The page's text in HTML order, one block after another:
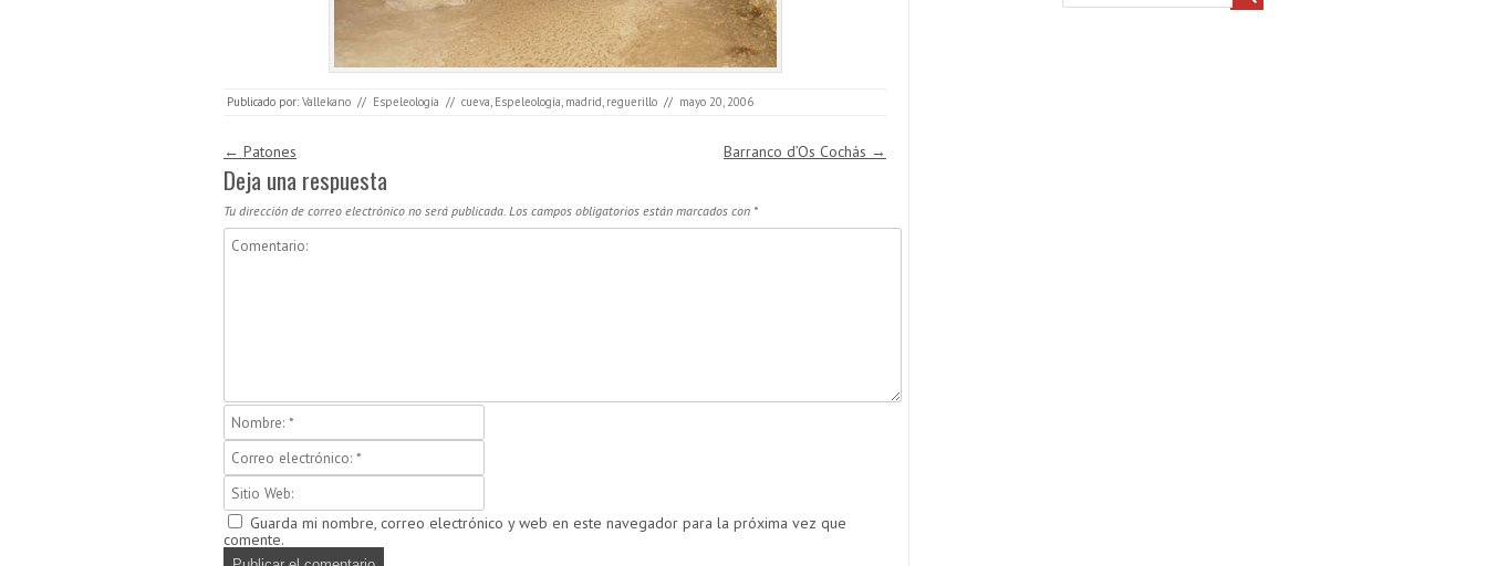
Publicado por: Vallekano // Espeleología // cueva, Espeleología, madrid, reguerillo // mayo 20, 2006
Navegación de entradas
← Patones Barranco d’Os Cochás →
Deja una respuesta
Tu dirección de correo electrónico no será publicada. Los campos obligatorios están marcados con *
Guarda mi nombre, correo electrónico y web en este navegador para la próxima vez que
comente.